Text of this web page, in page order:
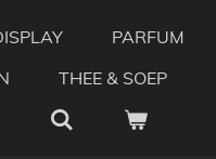
PARFUM
THEE & SOEP